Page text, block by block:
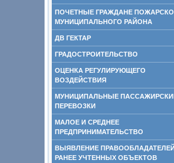
ПОЧЕТНЫЕ ГРАЖДАНЕ
МУНИЦИПАЛЬНОГО РАЙОНА
ДВ ГЕКТАР
ГРАДОСТРОИТЕЛЬСТВО
ОЦЕНКА РЕГУЛИРУЮЩЕГО
ВОЗДЕЙСТВИЯ
МУНИЦИПАЛЬНЫЕ
ПЕРЕВОЗКИ
МАЛОЕ И СРЕДНЕЕ
ПРЕДПРИНИМАТЕЛЬСТВО
ВЫЯВЛЕНИЕ
РАНЕЕ УЧТЕННЫХ ОБЪЕКТОВ